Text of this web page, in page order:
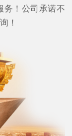
务！公司承诺不
！